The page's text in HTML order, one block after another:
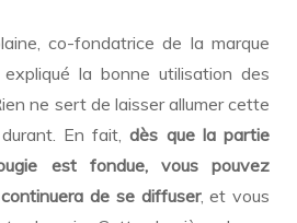
co-fondatrice de la marque
la bonne utilisation des
ne sert de laisser allumer cette
durant. En fait,dès que la partie
est fondue, vous pouvez
de se diffuser, et vous